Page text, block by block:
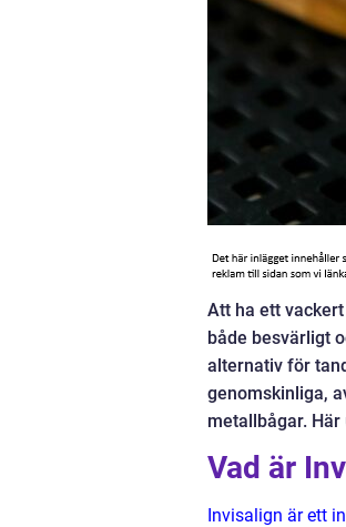
Att ha ett
både besvärligt
alternativ för
genomskinliga,
metallbågar.
Vad är
Invisalign är ett